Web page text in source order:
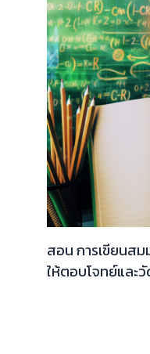
สอน การเขียนส
ให้ตอบโจทย์และ